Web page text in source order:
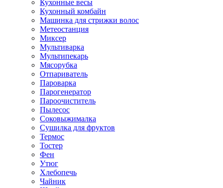
Кухонные весы
Кухонный комбайн
Машинка для стрижки волос
Метеостанция
Миксер
Мультиварка
Мультипекарь
Мясорубка
Отпариватель
Пароварка
Парогенератор
Пароочиститель
Пылесос
Соковыжималка
Сушилка для фруктов
Термос
Тостер
Фен
Утюг
Хлебопечь
Чайник